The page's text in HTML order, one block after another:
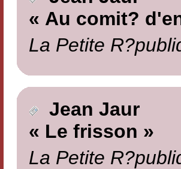
« Au comit?
La Petite
Jean Jaur
« Le frisson »
La Petite